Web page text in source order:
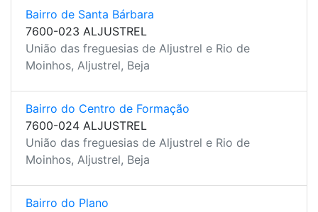
Bairro de Santa Bárbara
7600-023 ALJUSTREL
União das freguesias de Aljustrel e Rio de
Moinhos, Aljustrel, Beja
Bairro do Centro de Formação
7600-024 ALJUSTREL
União das freguesias de Aljustrel e Rio de
Moinhos, Aljustrel, Beja
Bairro do Plano